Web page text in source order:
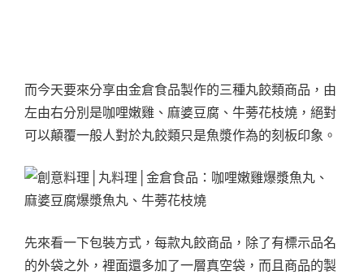
而今天要來分享由金倉食品製作的三種丸餃類商品，由
左由右分別是咖哩嫩雞、麻婆豆腐、牛蒡花枝燒，絕對
可以顛覆一般人對於丸餃類只是魚漿作為的刻板印象。
先來看一下包裝方式，每款丸餃商品，除了有標示品名
的外袋之外，裡面還多加了一層真空袋，而且商品的製